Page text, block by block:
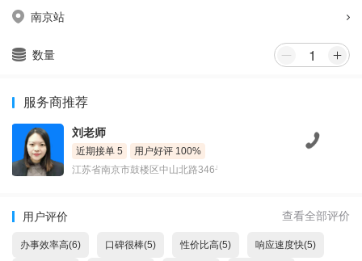
南京站
数量
服务商推荐
刘老师
近期接单 5
用户好评 100%
江苏省南京市鼓楼区中山北路346号
用户评价 查看全部评价
办事效率高(6) 口碑很棒(5) 性价比高(5) 响应速度快(5)